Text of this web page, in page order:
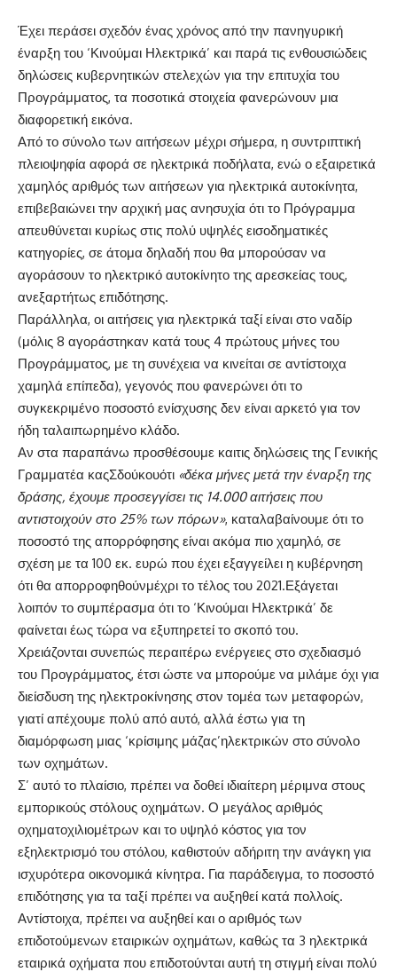
Έχει περάσει σχεδόν ένας χρόνος από την πανηγυρική
έναρξη του ‘Κινούμαι Ηλεκτρικά’ και παρά τις ενθουσιώδεις
δηλώσεις κυβερνητικών στελεχών για την επιτυχία του
Προγράμματος, τα ποσοτικά στοιχεία φανερώνουν μια
διαφορετική εικόνα.
Από το σύνολο των αιτήσεων μέχρι σήμερα, η συντριπτική
πλειοψηφία αφορά σε ηλεκτρικά ποδήλατα, ενώ ο εξαιρετικά
χαμηλός αριθμός των αιτήσεων για ηλεκτρικά αυτοκίνητα,
επιβεβαιώνει την αρχική μας ανησυχία ότι το Πρόγραμμα
απευθύνεται κυρίως στις πολύ υψηλές εισοδηματικές
κατηγορίες, σε άτομα δηλαδή που θα μπορούσαν να
αγοράσουν το ηλεκτρικό αυτοκίνητο της αρεσκείας τους,
ανεξαρτήτως επιδότησης.
Παράλληλα, οι αιτήσεις για ηλεκτρικά ταξί είναι στο ναδίρ
(μόλις 8 αγοράστηκαν κατά τους 4 πρώτους μήνες του
Προγράμματος, με τη συνέχεια να κινείται σε αντίστοιχα
χαμηλά επίπεδα), γεγονός που φανερώνει ότι το
συγκεκριμένο ποσοστό ενίσχυσης δεν είναι αρκετό για τον
ήδη ταλαιπωρημένο κλάδο.
Αν στα παραπάνω προσθέσουμε καιτις δηλώσεις της Γενικής
Γραμματέα καςΣδούκουότι «δέκα μήνες μετά την έναρξη της
δράσης, έχουμε προσεγγίσει τις 14.000 αιτήσεις που
αντιστοιχούν στο 25% των πόρων», καταλαβαίνουμε ότι το
ποσοστό της απορρόφησης είναι ακόμα πιο χαμηλό, σε
σχέση με τα 100 εκ. ευρώ που έχει εξαγγείλει η κυβέρνηση
ότι θα απορροφηθούνμέχρι το τέλος του 2021.Εξάγεται
λοιπόν το συμπέρασμα ότι το ‘Κινούμαι Ηλεκτρικά’ δε
φαίνεται έως τώρα να εξυπηρετεί το σκοπό του.
Χρειάζονται συνεπώς περαιτέρω ενέργειες στο σχεδιασμό
του Προγράμματος, έτσι ώστε να μπορούμε να μιλάμε όχι για
διείσδυση της ηλεκτροκίνησης στον τομέα των μεταφορών,
γιατί απέχουμε πολύ από αυτό, αλλά έστω για τη
διαμόρφωση μιας ‘κρίσιμης μάζας’ηλεκτρικών στο σύνολο
των οχημάτων.
Σ’ αυτό το πλαίσιο, πρέπει να δοθεί ιδιαίτερη μέριμνα στους
εμπορικούς στόλους οχημάτων. Ο μεγάλος αριθμός
οχηματοχιλιομέτρων και το υψηλό κόστος για τον
εξηλεκτρισμό του στόλου, καθιστούν αδήριτη την ανάγκη για
ισχυρότερα οικονομικά κίνητρα. Για παράδειγμα, το ποσοστό
επιδότησης για τα ταξί πρέπει να αυξηθεί κατά πολλοίς.
Αντίστοιχα, πρέπει να αυξηθεί και ο αριθμός των
επιδοτούμενων εταιρικών οχημάτων, καθώς τα 3 ηλεκτρικά
εταιρικά οχήματα που επιδοτούνται αυτή τη στιγμή είναι πολύ